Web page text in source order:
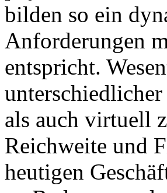
bilden so ein
Anforderungen
entspricht.
als auch virtuell
Reichweite und
heutigen